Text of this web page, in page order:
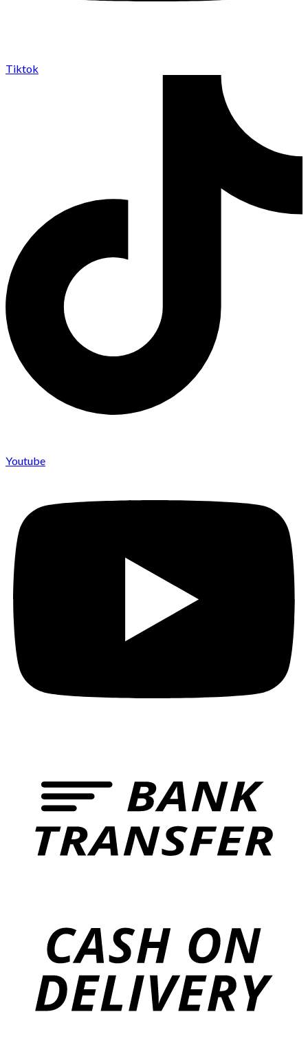
Tiktok
Youtube